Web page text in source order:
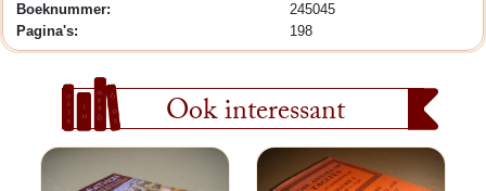
Boeknummer:
245045
Pagina's:
198
Ook interessant